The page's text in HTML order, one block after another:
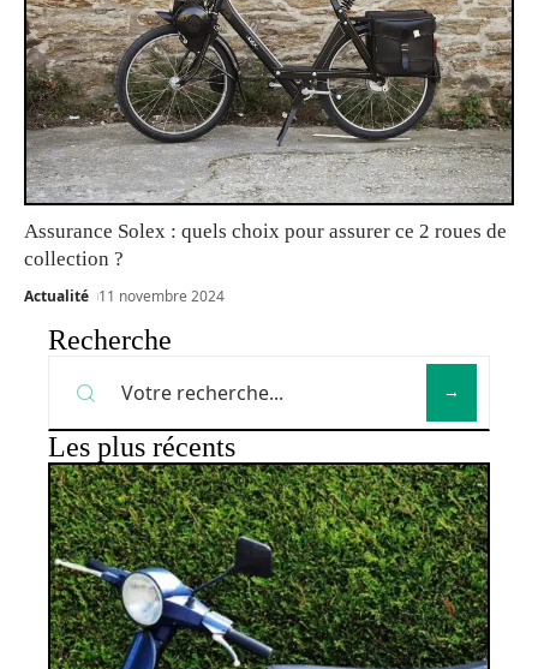
Assurance Solex : quels choix pour assurer ce 2 roues de
collection ?
Actualité 11 novembre 2024
Recherche
Les plus récents